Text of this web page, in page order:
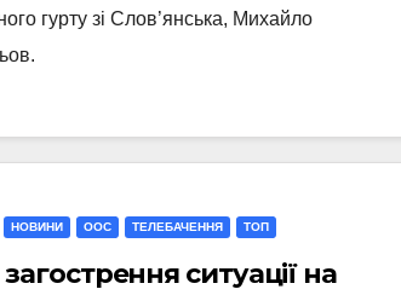
гурту зі Слов’янська, Михайло
НОВИНИ ООС ТЕЛЕБАЧЕННЯ ТОП
ситуації на